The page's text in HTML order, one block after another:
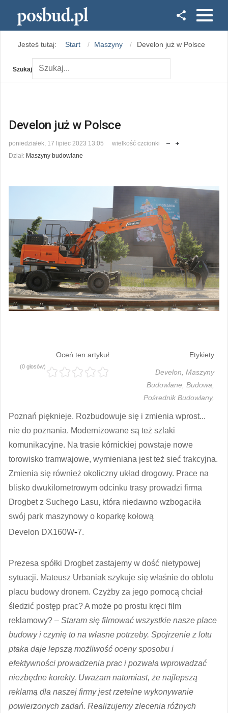
Instagram
Jesteś tutaj: Start Maszyny Develon już w Polsce
Szukaj
Develon już w Polsce
poniedziałek, 17 lipiec 2023 13:05
wielkość czcionki
Dział: Maszyny budowlane
Oceń ten artykuł
(0 głosów)
Etykiety
Develon, Maszyny
Budowlane, Budowa,
Pośrednik Budowlany,
Poznań pięknieje. Rozbudowuje się i zmienia wprost...
nie do poznania. Modernizowane są też szlaki
komunikacyjne. Na trasie kórnickiej powstaje nowe
torowisko tramwajowe, wymieniana jest też sieć trakcyjna.
Zmienia się również okoliczny układ drogowy. Prace na
blisko dwukilometrowym odcinku trasy prowadzi firma
Drogbet z Suchego Lasu, która niedawno wzbogaciła
swój park maszynowy o koparkę kołową
Develon DX160W‑7.
Prezesa spółki Drogbet zastajemy w dość nietypowej
sytuacji. Mateusz Urbaniak szykuje się właśnie do oblotu
placu budowy dronem. Czyżby za jego pomocą chciał
śledzić postęp prac? A może po prostu kręci film
reklamowy? – Staram się filmować wszystkie nasze place
budowy i czynię to na własne potrzeby. Spojrzenie z lotu
ptaka daje lepszą możliwość oceny sposobu i
efektywności prowadzenia prac i pozwala wprowadzać
niezbędne korekty. Uważam natomiast, że najlepszą
reklamą dla naszej firmy jest rzetelne wykonywanie
powierzonych zadań. Realizujemy zlecenia różnych